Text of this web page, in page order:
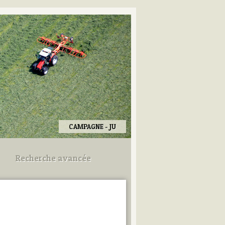
CAMPAGNE - JU
Recherche avancée
Utilisez les champs ci-dessous